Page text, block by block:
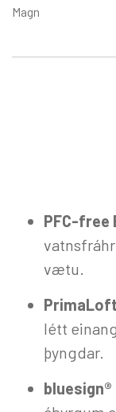
Magn
PFC-free
vætu.
létt
þyngdar.